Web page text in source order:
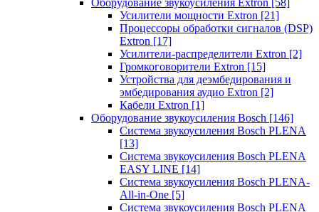
Оборудование звукоусиления Extron [58]
Усилители мощности Extron [21]
Процессоры обработки сигналов (DSP)
Extron [17]
Усилители-распределители Extron [2]
Громкоговорители Extron [15]
Устройства для деэмбедирования и
эмбедирования аудио Extron [2]
Кабели Extron [1]
Оборудование звукоусиления Bosch [146]
Система звукоусиления Bosch PLENA
[13]
Система звукоусиления Bosch PLENA
EASY LINE [14]
Система звукоусиления Bosch PLENA-
All-in-One [5]
Система звукоусиления Bosch PLENA